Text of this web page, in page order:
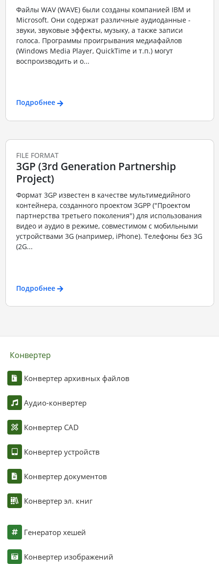
Файлы WAV (WAVE) были созданы компанией IBM и
Microsoft. Они содержат различные аудиоданные -
звуки, звуковые эффекты, музыку, а также записи
голоса. Программы проигрывания медиафайлов
(Windows Media Player, QuickTime и т.п.) могут
воспроизводить и о...
Подробнее
FILE FORMAT
3GP (3rd Generation Partnership
Project)
Формат 3GP известен в качестве мультимедийного
контейнера, созданного проектом 3GPP ("Проектом
партнерства третьего поколения") для использования
видео и аудио в режиме, совместимом с мобильными
устройствами 3G (например, iPhone). Телефоны без 3G
(2G...
Подробнее
Конвертер
Конвертер архивных файлов
Аудио-конвертер
Конвертер CAD
Конвертер устройств
Конвертер документов
Конвертер эл. книг
Генератор хешей
Конвертер изображений